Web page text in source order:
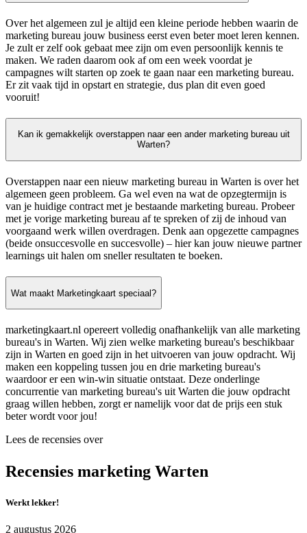
Over het algemeen zul je altijd een kleine periode hebben waarin de
marketing bureau jouw business eerst even beter moet leren kennen.
Je zult er zelf ook gebaat mee zijn om even persoonlijk kennis te
maken. We raden daarom ook af om een week voordat je
campagnes wilt starten op zoek te gaan naar een marketing bureau.
Er zit vaak tijd in opstart en strategie, dus plan dit even goed
vooruit!
Kan ik gemakkelijk overstappen naar een ander marketing bureau uit
Warten?
Overstappen naar een nieuw marketing bureau in Warten is over het
algemeen geen probleem. Ga wel even na wat de opzegtermijn is
van je huidige contract met je bestaande marketing bureau. Probeer
met je vorige marketing bureau af te spreken of zij de inhoud van
voorgaand werk willen overdragen. Denk aan opgezette campagnes
(beide onsuccesvolle en succesvolle) – hier kan jouw nieuwe partner
learnings uit halen om sneller resultaten te boeken.
Wat maakt Marketingkaart speciaal?
marketingkaart.nl opereert volledig onafhankelijk van alle marketing
bureau's in Warten. Wij zien welke marketing bureau's beschikbaar
zijn in Warten en goed zijn in het uitvoeren van jouw opdracht. Wij
maken een koppeling tussen jou en drie marketing bureau's
waardoor er een win-win situatie ontstaat. Deze onderlinge
concurrentie van marketing bureau's uit Warten die jouw opdracht
graag willen hebben, zorgt er namelijk voor dat de prijs een stuk
beter wordt voor jou!
Lees de recensies over
Recensies marketing Warten
Werkt lekker!
2 augustus 2026